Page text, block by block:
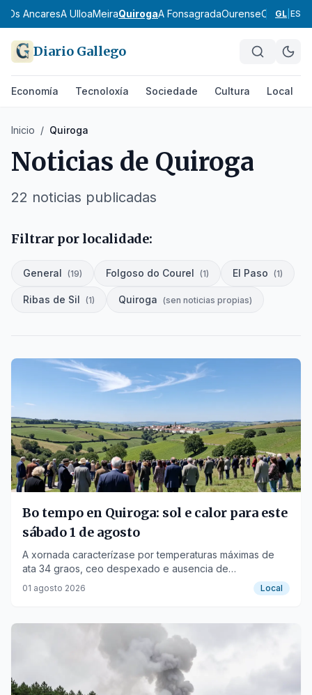
Os AncaresA UlloaMeiraQuirogaA FonsagradaOurenseO GL ES
Diario Gallego
Economía Tecnoloxía Sociedade Cultura Local
Inicio / Quiroga
Noticias de Quiroga
22 noticias publicadas
Filtrar por localidade:
General (19) Folgoso do Courel (1) El Paso (1)
Ribas de Sil (1) Quiroga (sen noticias propias)
Bo tempo en Quiroga: sol e calor para este
sábado 1 de agosto
A xornada caracterízase por temperaturas máximas de
ata 34 graos, ceo despexado e ausencia de
precipitacións.
01 agosto 2026 Local